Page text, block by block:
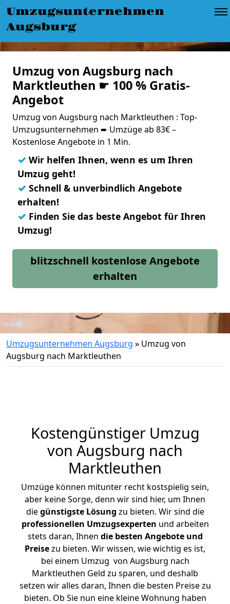
Umzugsunternehmen
Augsburg
Umzug von Augsburg nach
Marktleuthen ☛ 100 % Gratis-
Angebot
Umzug von Augsburg nach Marktleuthen : Top-
Umzugsunternehmen ➨ Umzüge ab 83€ –
Kostenlose Angebote in 1 Min.
✓ Wir helfen Ihnen, wenn es um Ihren
Umzug geht!
✓ Schnell & unverbindlich Angebote
erhalten!
✓ Finden Sie das beste Angebot für Ihren
Umzug!
blitzschnell kostenlose Angebote
erhalten
Umzugsunternehmen Augsburg » Umzug von
Augsburg nach Marktleuthen
Kostengünstiger Umzug
von Augsburg nach
Marktleuthen
Umzüge können mitunter recht kostspielig sein,
aber keine Sorge, denn wir sind hier, um Ihnen
diegünstigste Lösung zu bieten. Wir sind die
professionellen Umzugsexperten und arbeiten
stets daran, Ihnen die besten Angebote und
Preisezu bieten. Wir wissen, wie wichtig es ist,
bei einem Umzug von Augsburg nach
Marktleuthen Geld zu sparen, und deshalb
setzen wir alles daran, Ihnen die besten Preise zu
bieten. Ob Sie nun eine kleine Wohnung haben